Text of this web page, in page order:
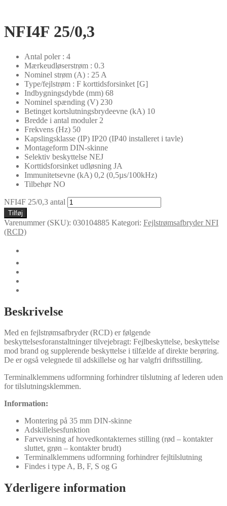
NFI4F 25/0,3
Antal poler : 4
Mærkeudløserstrøm : 0.3
Nominel strøm (A) : 25 A
Type/fejlstrøm : F korttidsforsinket [G]
Indbygningsdybde (mm) 68
Nominel spænding (V) 230
Betinget kortslutningsbrydeevne (kA) 10
Bredde i antal moduler 2
Frekvens (Hz) 50
Kapslingsklasse (IP) IP20 (IP40 installeret i tavle)
Montageform DIN-skinne
Selektiv beskyttelse NEJ
Korttidsforsinket udløsning JA
Immunitetsevne (kA) 0,2 (0,5µs/100kHz)
Tilbehør NO
NFI4F 25/0,3 antal
Tilføj
Varenummer (SKU): 030104885 Kategori: Fejlstrømsafbryder NFI
(RCD)
Beskrivelse
Med en fejlstrømsafbryder (RCD) er følgende
beskyttelsesforanstaltninger tilvejebragt: Fejlbeskyttelse, beskyttelse
mod brand og supplerende beskyttelse i tilfælde af direkte berøring.
De er også velegnede til adskillelse og har valgfri driftsstilling.
Terminalklemmens udformning forhindrer tilslutning af lederen uden
for tilslutningsklemmen.
Information:
Montering på 35 mm DIN-skinne
Adskillelsesfunktion
Farvevisning af hovedkontakternes stilling (rød – kontakter
sluttet, grøn – kontakter brudt)
Terminalklemmens udformning forhindrer fejltilslutning
Findes i type A, B, F, S og G
Yderligere information